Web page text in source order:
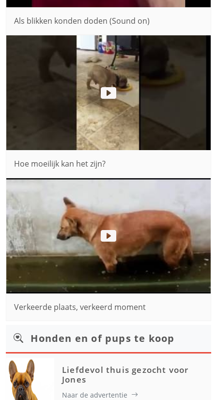
Als blikken konden doden (Sound on)
Hoe moeilijk kan het zijn?
Verkeerde plaats, verkeerd moment
Honden en of pups te koop
Liefdevol thuis gezocht voor
Jones
Naar de advertentie